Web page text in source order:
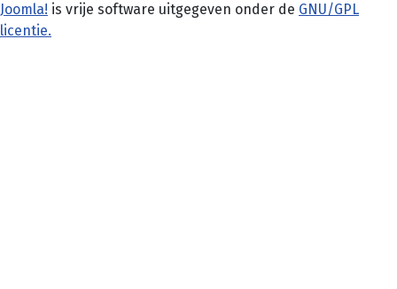
Joomla! is vrije software uitgegeven onder de GNU/GPL
licentie.